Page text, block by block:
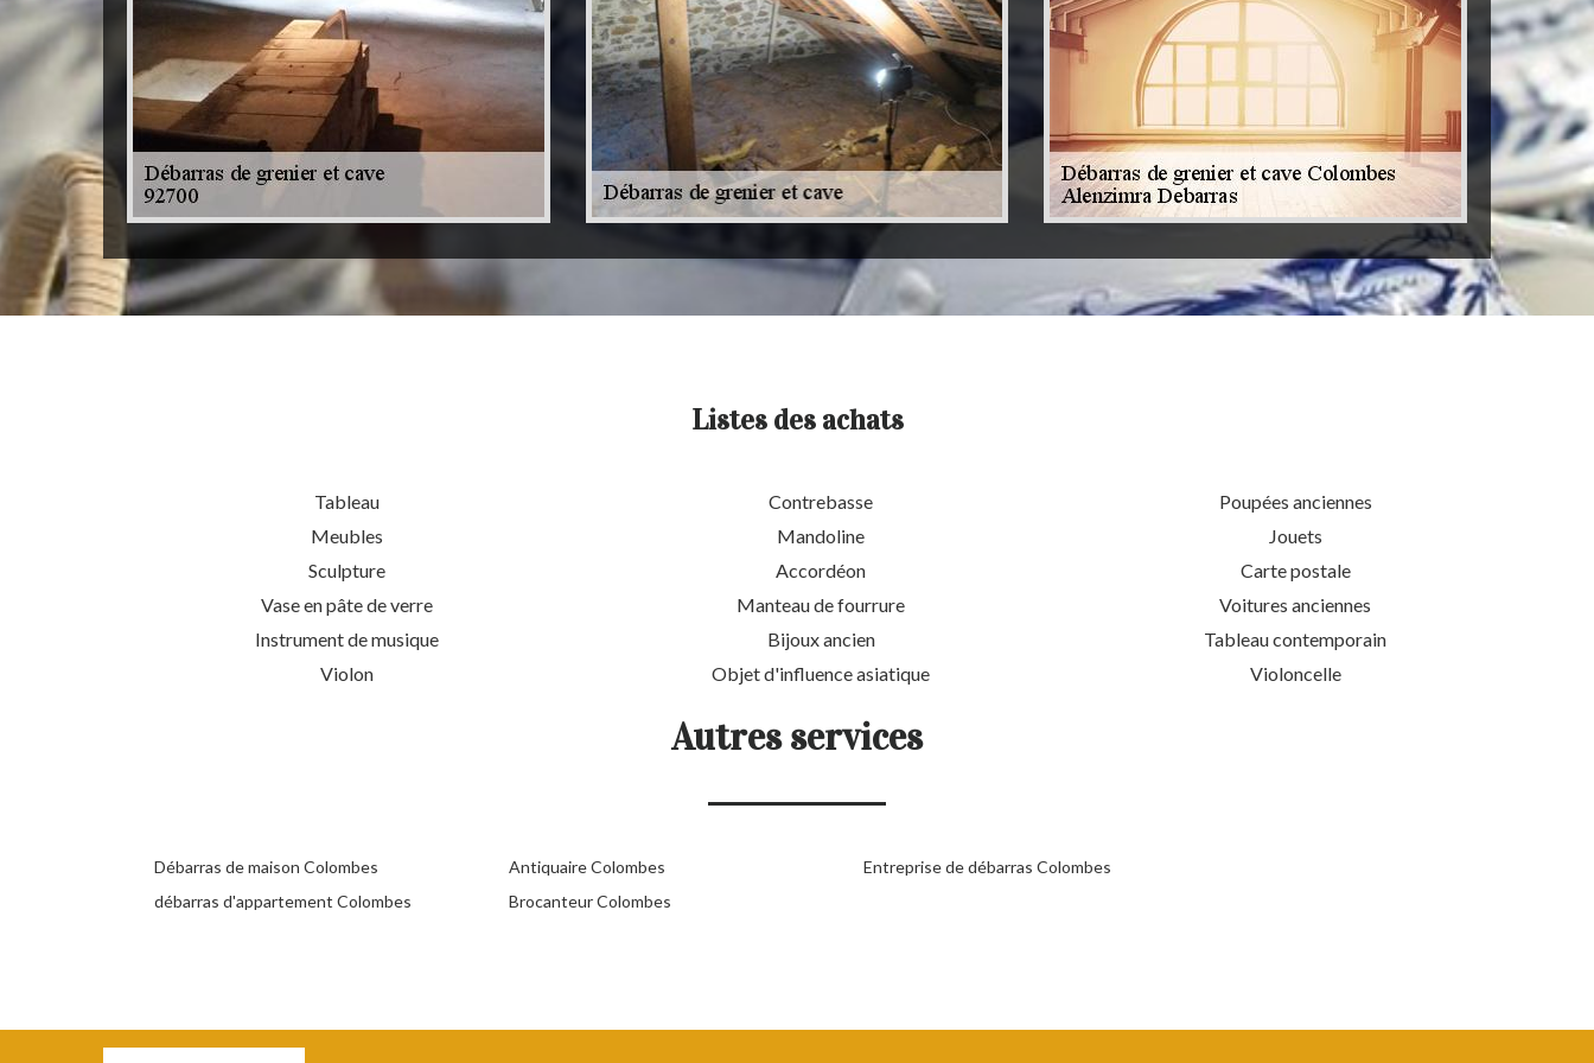
Listes des achats
Tableau
Meubles
Sculpture
Vase en pâte de verre
Instrument de musique
Violon
Contrebasse
Mandoline
Accordéon
Manteau de fourrure
Bijoux ancien
Objet d'influence asiatique
Poupées anciennes
Jouets
Carte postale
Voitures anciennes
Tableau contemporain
Violoncelle
Autres services
Débarras de maison Colombes
débarras d'appartement Colombes
Antiquaire Colombes
Brocanteur Colombes
Entreprise de débarras Colombes